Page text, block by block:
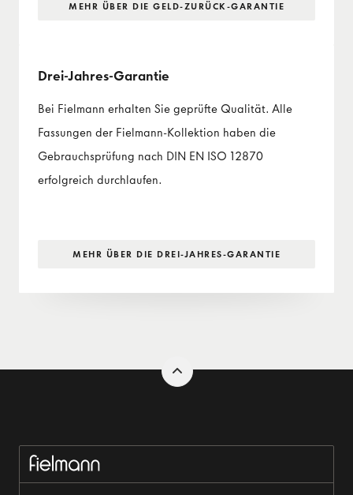
MEHR ÜBER DIE GELD-ZURÜCK-GARANTIE
Drei-Jahres-Garantie
Bei Fielmann erhalten Sie geprüfte Qualität. Alle
Fassungen der Fielmann-Kollektion haben die
Gebrauchsprüfung nach DIN EN ISO 12870
erfolgreich durchlaufen.
MEHR ÜBER DIE DREI-JAHRES-GARANTIE